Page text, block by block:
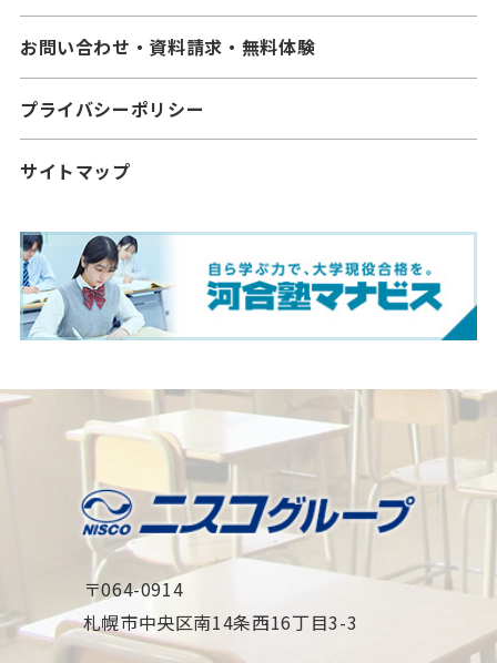
お問い合わせ・資料請求・無料体験
プライバシーポリシー
サイトマップ
〒064-0914
札幌市中央区南14条西16丁目3-3